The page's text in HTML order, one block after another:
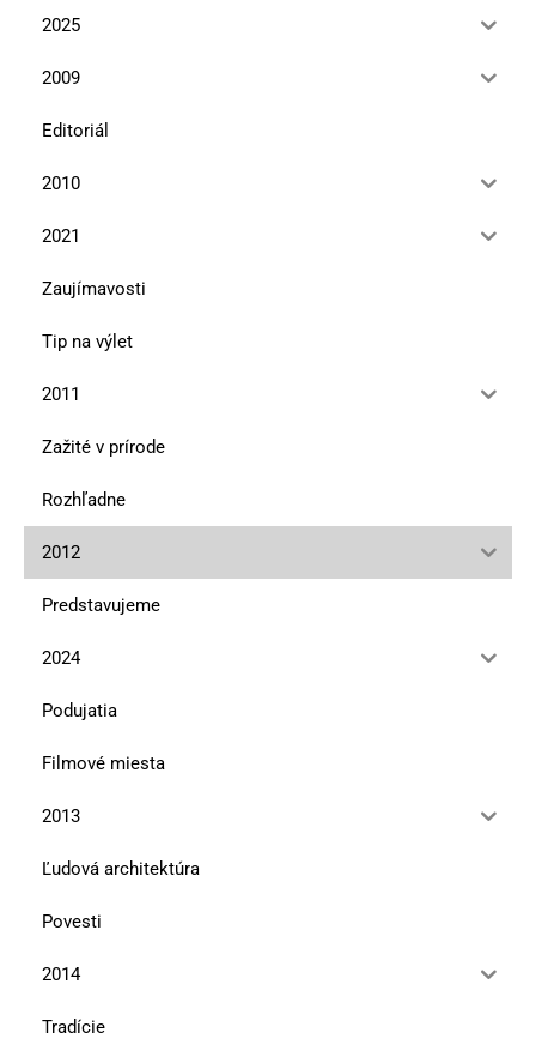
2025
2009
Editoriál
2010
2021
Zaujímavosti
Tip na výlet
2011
Zažité v prírode
Rozhľadne
2012
Predstavujeme
2024
Podujatia
Filmové miesta
2013
Ľudová architektúra
Povesti
2014
Tradície